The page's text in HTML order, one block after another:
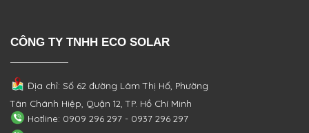
CÔNG TY TNHH ECO SOLAR
Địa chỉ: Số 62 đường Lâm Thị Hố, Phường
Tân Chánh Hiệp, Quận 12, TP. Hồ Chí Minh
Hotline: 0909 296 297 - 0937 296 297